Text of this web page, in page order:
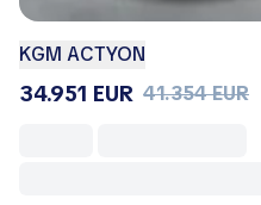
KGM ACTYON
34.951 EUR 41.354 EUR